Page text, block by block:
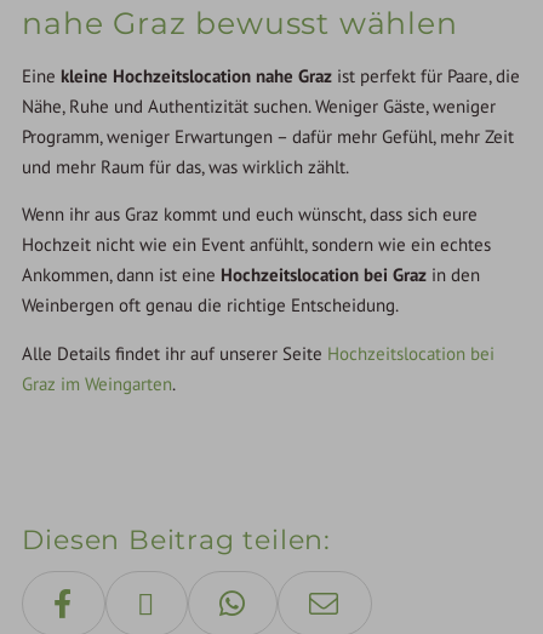
nahe Graz bewusst wählen
Eine kleine Hochzeitslocation nahe Graz ist perfekt für Paare, die
Nähe, Ruhe und Authentizität suchen. Weniger Gäste, weniger
Programm, weniger Erwartungen – dafür mehr Gefühl, mehr Zeit
und mehr Raum für das, was wirklich zählt.
Wenn ihr aus Graz kommt und euch wünscht, dass sich eure
Hochzeit nicht wie ein Event anfühlt, sondern wie ein echtes
Ankommen, dann ist eine Hochzeitslocation bei Graz in den
Weinbergen oft genau die richtige Entscheidung.
Alle Details findet ihr auf unserer Seite Hochzeitslocation bei
Graz im Weingarten.
Diesen Beitrag teilen